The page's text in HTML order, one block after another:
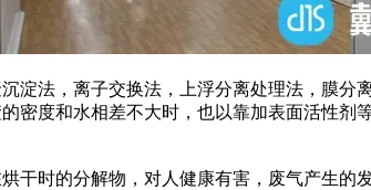
法，离子交换法，上浮分离处理法，膜分
密度和水相差不大时，也以靠加表面活性
时的分解物，对人健康有害，废气产生的